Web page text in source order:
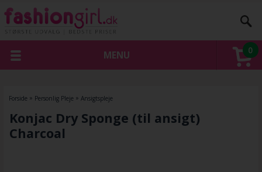
0
MENU
Forside » Personlig Pleje » Ansigtspleje
Konjac Dry Sponge (til ansigt)
Charcoal